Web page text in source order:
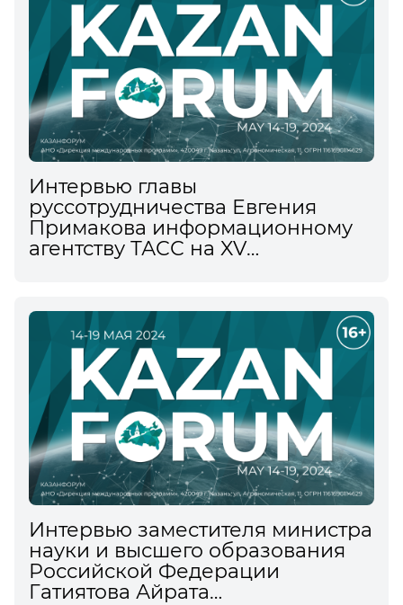
Интервью главы
руссотрудничества Евгения
Примакова информационному
агентству ТАСС на XV
Интервью заместителя министра
науки и высшего образования
Российской Федерации
Гатиятова Айрата